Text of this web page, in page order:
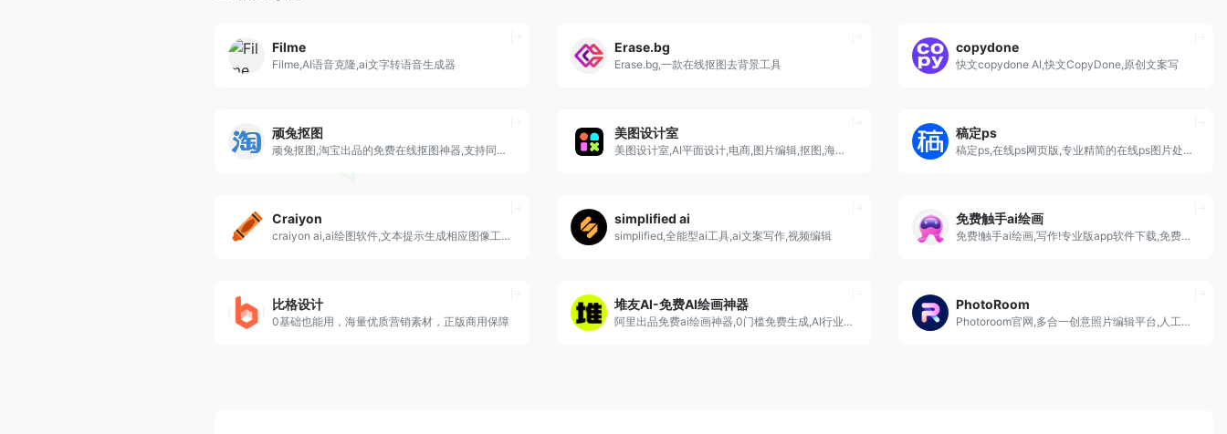
Filme
Filme,AI语音克隆,ai文字转语音生成器
Erase.bg
Erase.bg,一款在线抠图去背景工具
copydone
快文copydone AI,快文CopyDone,原创文案写
顽兔抠图
顽兔抠图,淘宝出品的免费在线抠图神器,支持同时扣20张
美图设计室
美图设计室,AI平面设计,电商,图片编辑,抠图,海报ppt,
稿定ps
稿定ps,在线ps网页版,专业精简的在线ps图片处理软件
Craiyon
craiyon ai,ai绘图软件,文本提示生成相应图像工具
simplified ai
simplified,全能型ai工具,ai文案写作,视频编辑
免费触手ai绘画
免费!触手ai绘画,写作!专业版app软件下载,免费训练AI
比格设计
0基础也能用，海量优质营销素材，正版商用保障
堆友AI-免费AI绘画神器
阿里出品免费ai绘画神器,0门槛免费生成,AI行业大咖联合推
PhotoRoom
Photoroom官网,多合一创意照片编辑平台,人工智能一键